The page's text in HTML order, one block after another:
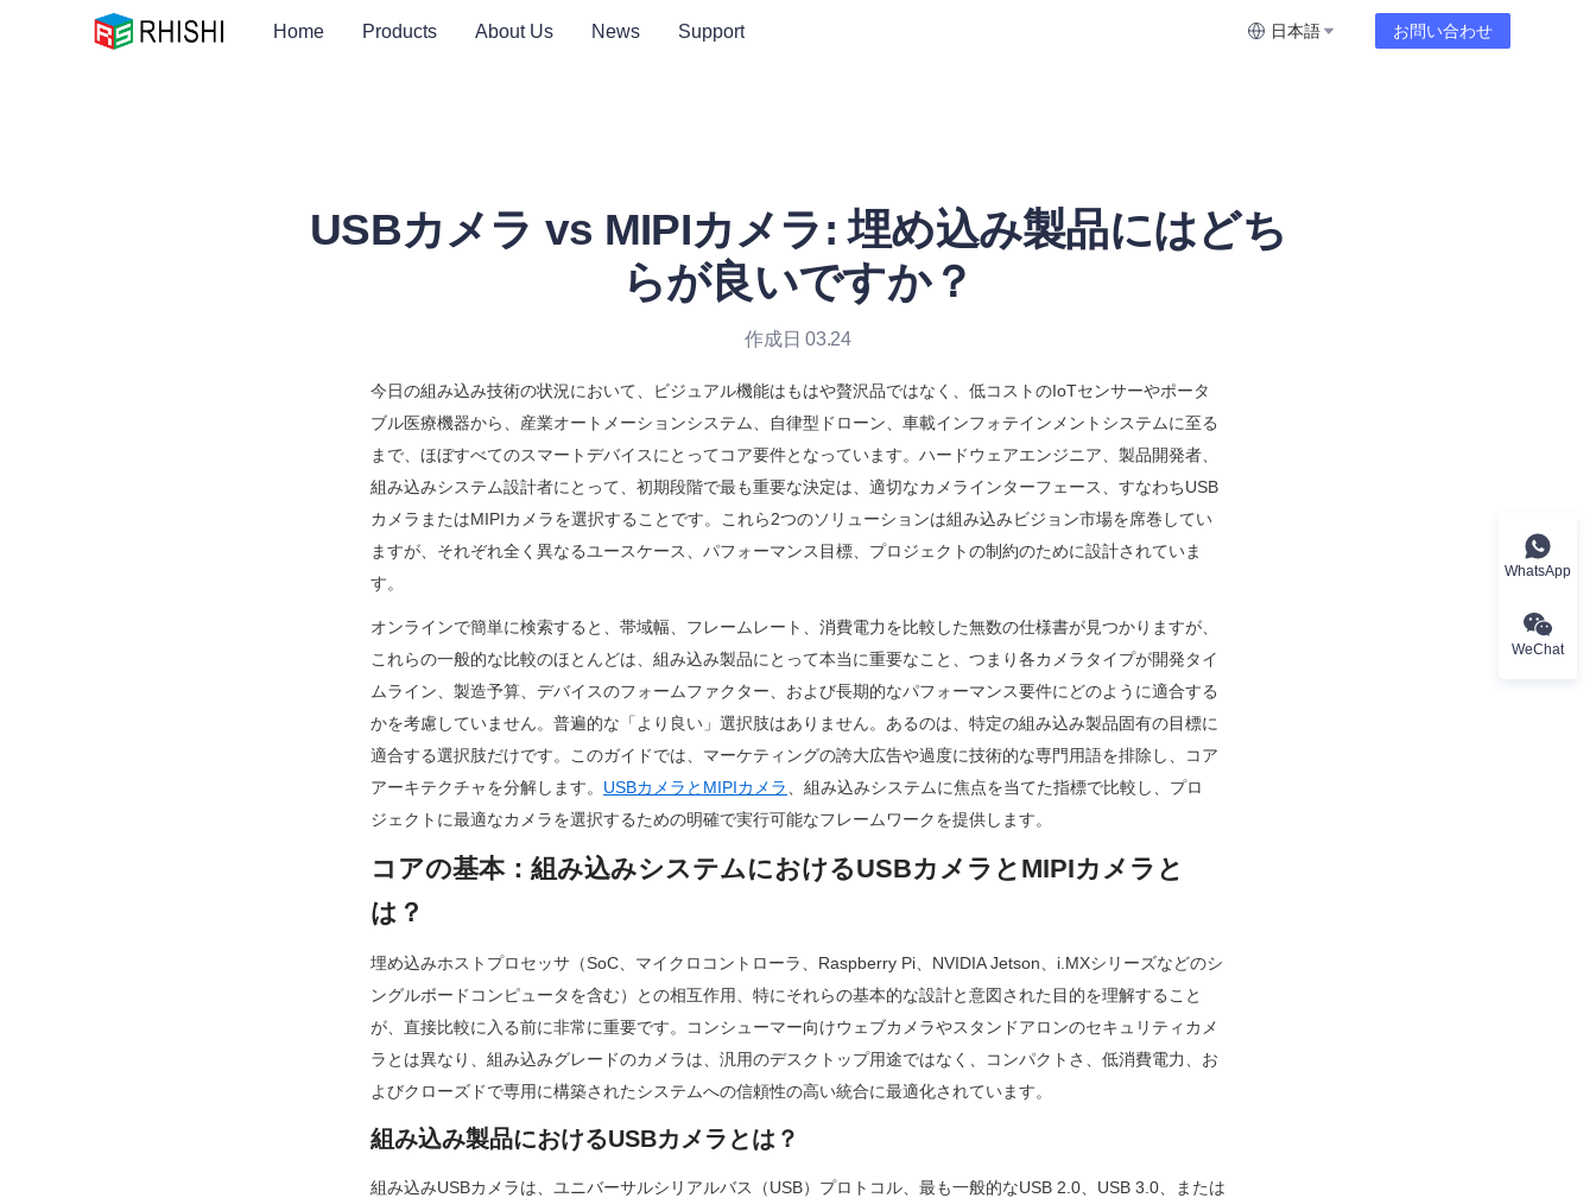
Home Products About Us News Support 日本語 お問い合わせ
USBカメラ vs MIPIカメラ: 埋め込み製品にはどち
らが良いですか？
作成日 03.24
今日の組み込み技術の状況において、ビジュアル機能はもはや贅沢品ではなく、低コストのIoTセンサーやポータ
ブル医療機器から、産業オートメーションシステム、自律型ドローン、車載インフォテインメントシステムに至る
まで、ほぼすべてのスマートデバイスにとってコア要件となっています。ハードウェアエンジニア、製品開発者、
組み込みシステム設計者にとって、初期段階で最も重要な決定は、適切なカメラインターフェース、すなわちUSB
カメラまたはMIPIカメラを選択することです。これら2つのソリューションは組み込みビジョン市場を席巻してい
ますが、それぞれ全く異なるユースケース、パフォーマンス目標、プロジェクトの制約のために設計されていま
す。
オンラインで簡単に検索すると、帯域幅、フレームレート、消費電力を比較した無数の仕様書が見つかりますが、
これらの一般的な比較のほとんどは、組み込み製品にとって本当に重要なこと、つまり各カメラタイプが開発タイ
ムライン、製造予算、デバイスのフォームファクター、および長期的なパフォーマンス要件にどのように適合する
かを考慮していません。普遍的な「より良い」選択肢はありません。あるのは、特定の組み込み製品固有の目標に
適合する選択肢だけです。このガイドでは、マーケティングの誇大広告や過度に技術的な専門用語を排除し、コア
アーキテクチャを分解します。 USBカメラとMIPIカメラ
、組み込みシステムに焦点を当てた指標で比較し、プロ
ジェクトに最適なカメラを選択するための明確で実行可能なフレームワークを提供します。
コアの基本：組み込みシステムにおけるUSBカメラとMIPIカメラと
は？
埋め込みホストプロセッサ（SoC、マイクロコントローラ、Raspberry Pi、NVIDIA Jetson、i.MXシリーズなどのシ
ングルボードコンピュータを含む）との相互作用、特にそれらの基本的な設計と意図された目的を理解すること
が、直接比較に入る前に非常に重要です。コンシューマー向けウェブカメラやスタンドアロンのセキュリティカメ
ラとは異なり、組み込みグレードのカメラは、汎用のデスクトップ用途ではなく、コンパクトさ、低消費電力、お
よびクローズドで専用に構築されたシステムへの信頼性の高い統合に最適化されています。
組み込み製品におけるUSBカメラとは？
組み込みUSBカメラは、ユニバーサルシリアルバス（USB）プロトコル、最も一般的なUSB 2.0、USB 3.0、または
WhatsApp
WeChat